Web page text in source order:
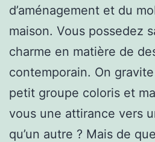
d’aménagement et du
maison. Vous possedez
charme en matière de
contemporain. On
petit groupe coloris et
vous une attirance vers
qu’un autre ? Mais de